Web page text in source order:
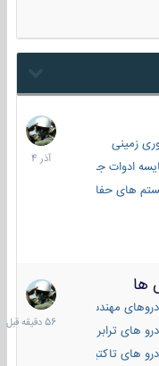
زمینی
ادوات جنگی
های حفاظت فعال
21
آذر
1404
مهندسی
نظام
های ترابری نظامی
و ضد تانک
های تاکتیکی نظامی
56
دقیقه
قبل